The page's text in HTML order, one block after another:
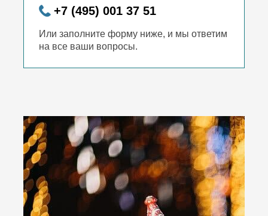
+7 (495) 001 37 51
Или заполните форму ниже, и мы ответим
на все ваши вопросы.